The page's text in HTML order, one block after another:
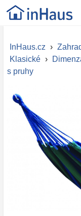
InHaus.cz ›
Klasické ›
s pruhy